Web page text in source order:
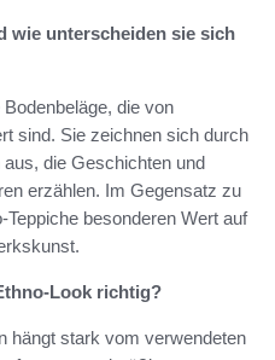
wie unterscheiden sie sich
die von
sind. Sie zeichnen sich durch
die Geschichten und
erzählen. Im Gegensatz zu
Teppiche besonderen Wert auf
Look richtig?
hängt stark vom verwendeten